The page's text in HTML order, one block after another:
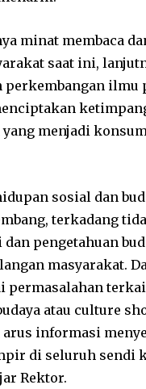
minat membaca
saat ini,
perkembangan ilmu
yang menjadi
sosial dan
terkadang
pengetahuan
masyarakat.
permasalahan
atau culture
informasi
di seluruh sendi
Rektor.